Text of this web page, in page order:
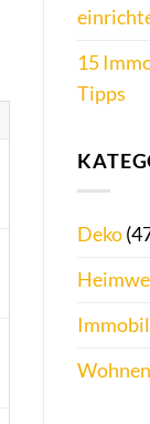
15
Tipps
Deko
Wohnen